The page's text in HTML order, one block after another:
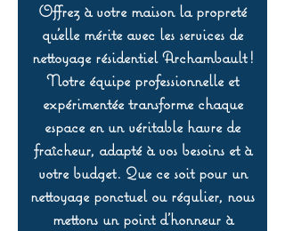
Offrez à votre maison la propreté
qu’elle mérite avec les services de
nettoyage résidentiel Archambault !
Notre équipe professionnelle et
expérimentée transforme chaque
espace en un véritable havre de
fraîcheur, adapté à vos besoins et à
votre budget. Que ce soit pour un
nettoyage ponctuel ou régulier, nous
mettons un point d’honneur à